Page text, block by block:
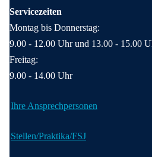
Servicezeiten
Montag bis Donnerstag:
9.00 - 12.00 Uhr und 13.00 - 15.00
Freitag:
9.00 - 14.00 Uhr
Ihre Ansprechpersonen
Stellen/Praktika/FSJ